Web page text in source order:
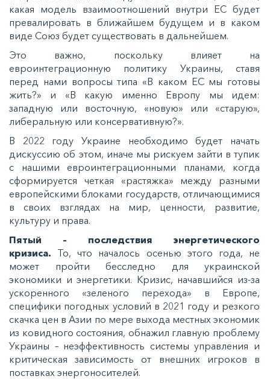
какая модель взаимоотношений внутри ЕС будет
превалировать в ближайшем будущем и в каком
виде Союз будет существовать в дальнейшем.
Это важно, поскольку влияет на
евроинтеграционную политику Украины, ставя
перед нами вопросы типа «В каком ЕС мы готовы
жить?» и «В какую именно Европу мы идем:
западную или восточную, «новую» или «старую»,
либеральную или консервативную?».
В 2022 году Украине необходимо будет начать
дискуссию об этом, иначе мы рискуем зайти в тупик
с нашими евроинтеграционными планами, когда
сформируется четкая «растяжка» между разными
европейскими блоками государств, отличающимися
в своих взглядах на мир, ценности, развитие,
культуру и права.
Пятый – последствия энергетического
кризиса. То, что началось осенью этого года, не
может пройти бесследно для украинской
экономики и энергетики. Кризис, начавшийся из-за
ускоренного «зеленого перехода» в Европе,
специфики погодных условий в 2021 году и резкого
скачка цен в Азии по мере выхода местных экономик
из ковидного состояния, обнажил главную проблему
Украины – неэффективность системы управления и
критическая зависимость от внешних игроков в
поставках энергоносителей.